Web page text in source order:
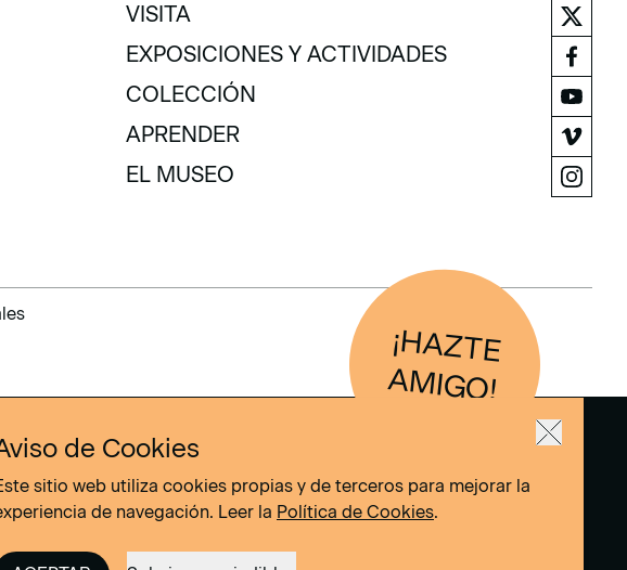
VISITA
VISITA
EXPOSICIONES Y ACTIVIDADES
EXPOSICIONES Y ACTIVIDADES
COLECCIÓN
COLECCIÓN
APRENDER
APRENDER
EL MUSEO
¡H
AZTE
AM
IG
O
!
de Cookies
sitio web utiliza cookies propias y de terceros para mejorar la
de navegación. Leer la Política de Cookies.